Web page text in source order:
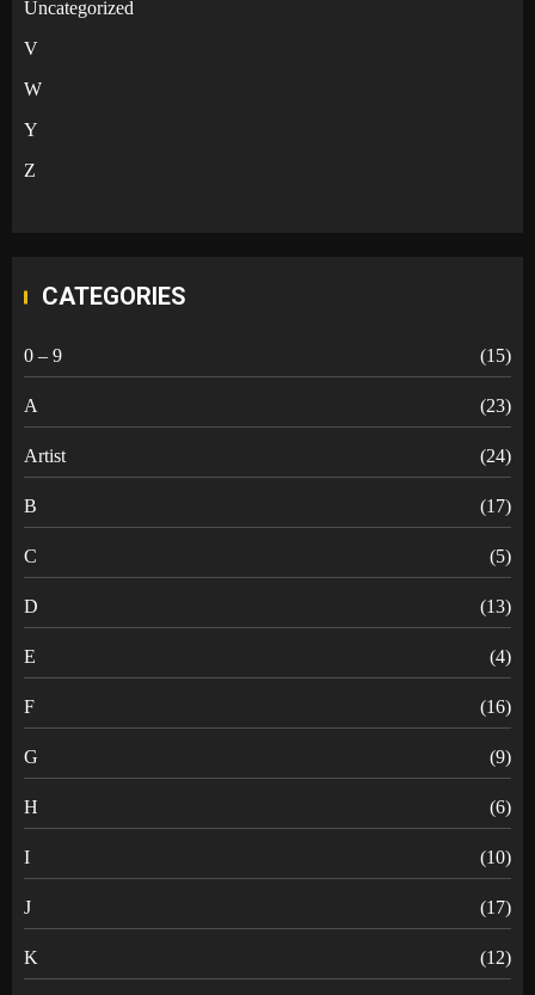
Uncategorized
V
W
Y
Z
CATEGORIES
0 – 9 (15)
A (23)
Artist (24)
B (17)
C (5)
D (13)
E (4)
F (16)
G (9)
H (6)
I (10)
J (17)
K (12)